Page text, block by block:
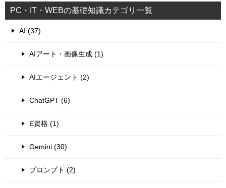
PC・IT・WEBの基礎知識カテゴリ一覧
AI (37)
AIアート・画像生成 (1)
AIエージェント (2)
ChatGPT (6)
E資格 (1)
Gemini (30)
プロンプト (2)